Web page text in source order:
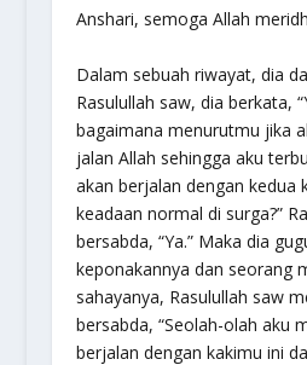
Anshari, semoga Allah
Dalam sebuah riwayat, dia
Rasulullah saw, dia berkata,
bagaimana menurutmu jika
jalan Allah sehingga aku
akan berjalan dengan kedua
keadaan normal di surga?”
bersabda, “Ya.” Maka dia
keponakannya dan seorang
sahayanya, Rasulullah saw
bersabda, “Seolah-olah aku
berjalan dengan kakimu ini